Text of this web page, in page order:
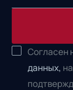
Согласен
данных,